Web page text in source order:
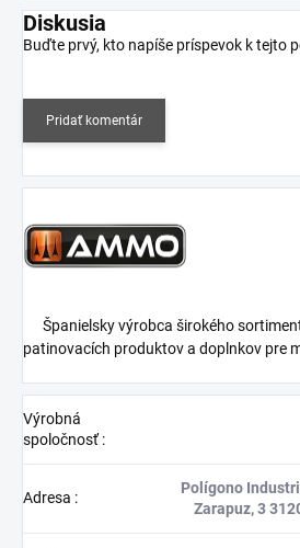
Diskusia
Buďte prvý, kto napíše príspevok k tejto
Pridať komentár
Španielsky výrobca širokého
patinovacích produktov a doplnkov pre
Výrobná
spoločnosť:
Adresa :
Polígono
Zarapuz, 3